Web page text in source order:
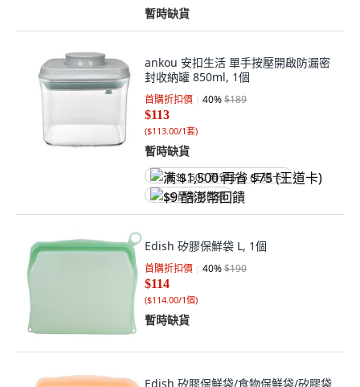
暫時缺貨
ankou 安扣生活 單手按壓開啟防漏密
封收納罐 850ml, 1個
首購折扣價 40%$189
$113
($113.00/1套)
暫時缺貨
满 $1,500 再省 $75 (王道卡)
$9 酷澎幣回饋
Edish 矽膠保鮮袋 L, 1個
首購折扣價 40%$190
$114
($114.00/1個)
暫時缺貨
Edish 矽膠保鮮袋/食物保鮮袋/矽膠袋